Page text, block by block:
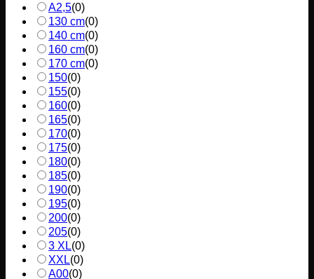
A2,5(0)
130 cm(0)
140 cm(0)
160 cm(0)
170 cm(0)
150(0)
155(0)
160(0)
165(0)
170(0)
175(0)
180(0)
185(0)
190(0)
195(0)
200(0)
205(0)
3 XL(0)
XXL(0)
A00(0)